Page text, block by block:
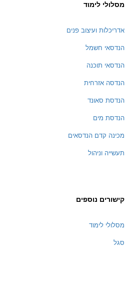
מסלולי לימוד
אדריכלות ועיצוב פנים
הנדסאי חשמל
הנדסאי תוכנה
הנדסה אזרחית
הנדסת סאונד
הנדסת מים
מכינה קדם הנדסאים
תעשייה וניהול
קישורים נוספים
מסלולי לימוד
סגל